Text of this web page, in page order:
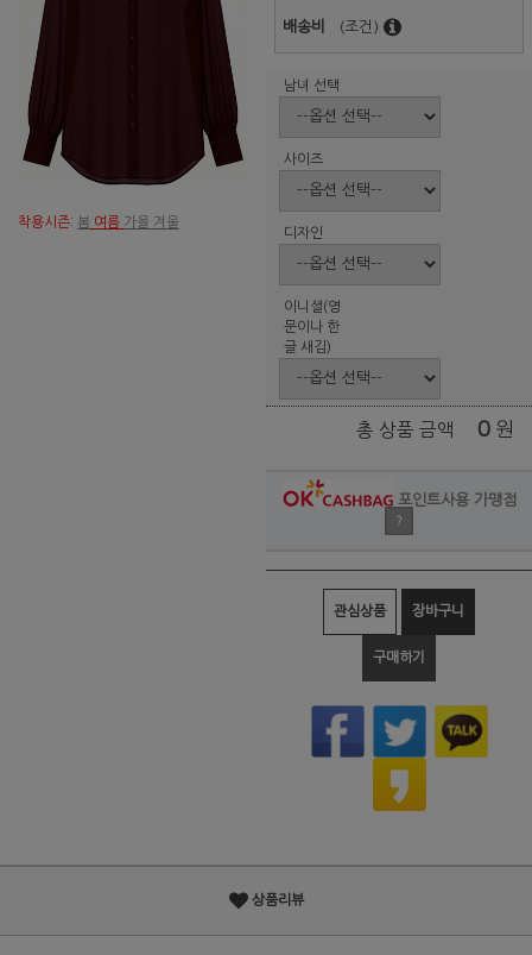
착용시즌: 봄 여름 가을 겨울
배송비 (조건)
남녀 선택
사이즈
디자인
이니셜(영
문이나 한
글 새김)
총 상품 금액 0 원
포인트사용 가맹점
?
관심상품 장바구니
구매하기
상품리뷰